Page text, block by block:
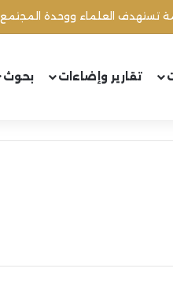
تستهدف العلماء ووحدة المجتمع
تقارير وإضاءات بحوث